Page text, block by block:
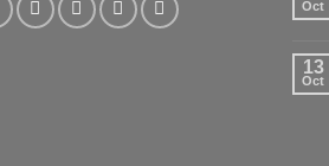
Oct
13
Oct